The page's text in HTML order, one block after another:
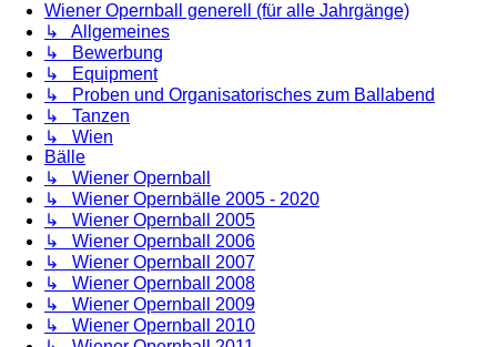
Wiener Opernball generell (für alle Jahrgänge)
↳ Allgemeines
↳ Bewerbung
↳ Equipment
↳ Proben und Organisatorisches zum Ballabend
↳ Tanzen
↳ Wien
Bälle
↳ Wiener Opernball
↳ Wiener Opernbälle 2005 - 2020
↳ Wiener Opernball 2005
↳ Wiener Opernball 2006
↳ Wiener Opernball 2007
↳ Wiener Opernball 2008
↳ Wiener Opernball 2009
↳ Wiener Opernball 2010